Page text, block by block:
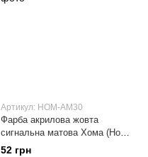
Артикул: HOM-AM30
Фарба акрилова жовта
сигнальна матова Хома (Homa)
АМ30
52 грн